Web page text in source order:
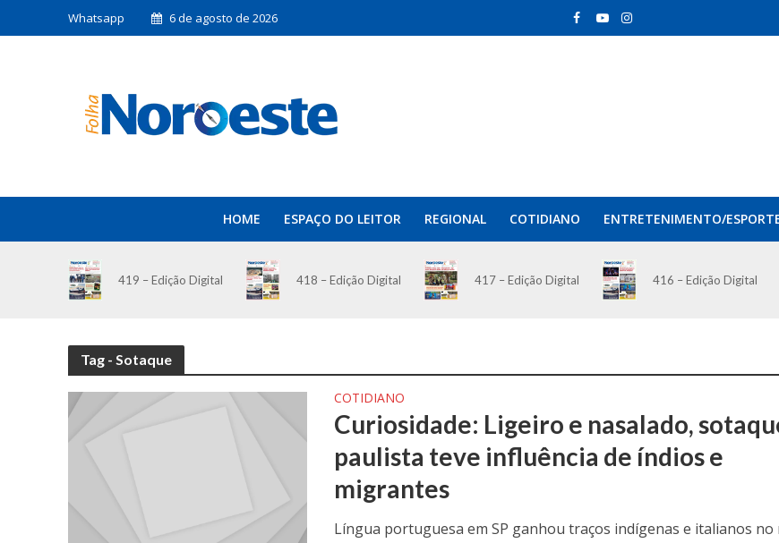
Whatsapp 6 de agosto de 2026
HOME ESPAÇO DO LEITOR REGIONAL COTIDIANO ENTRETENIMENTO/
419 – Edição Digital 418 – Edição Digital 417 – Edição Digital 416 – Edição Digital
Tag - Sotaque
COTIDIANO
Curiosidade: Ligeiro e nasalado,
paulista teve influência de índios e
migrantes
Língua portuguesa em SP ganhou traços indígenas e italianos no